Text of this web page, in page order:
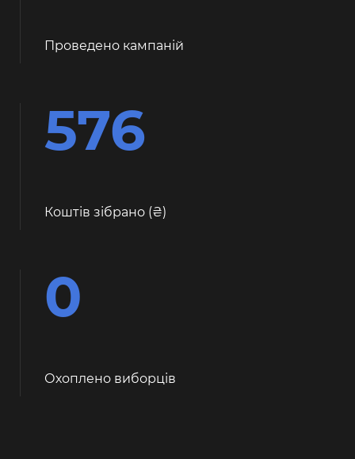
Проведено кампаній
576
Коштів зібрано ( )
0
Охоплено виборців